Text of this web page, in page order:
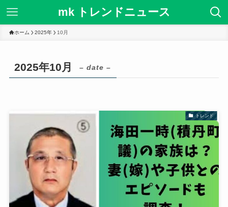
mk トレンドニュース
ホーム 2025年 10月
2025年10月 – date –
トレンド